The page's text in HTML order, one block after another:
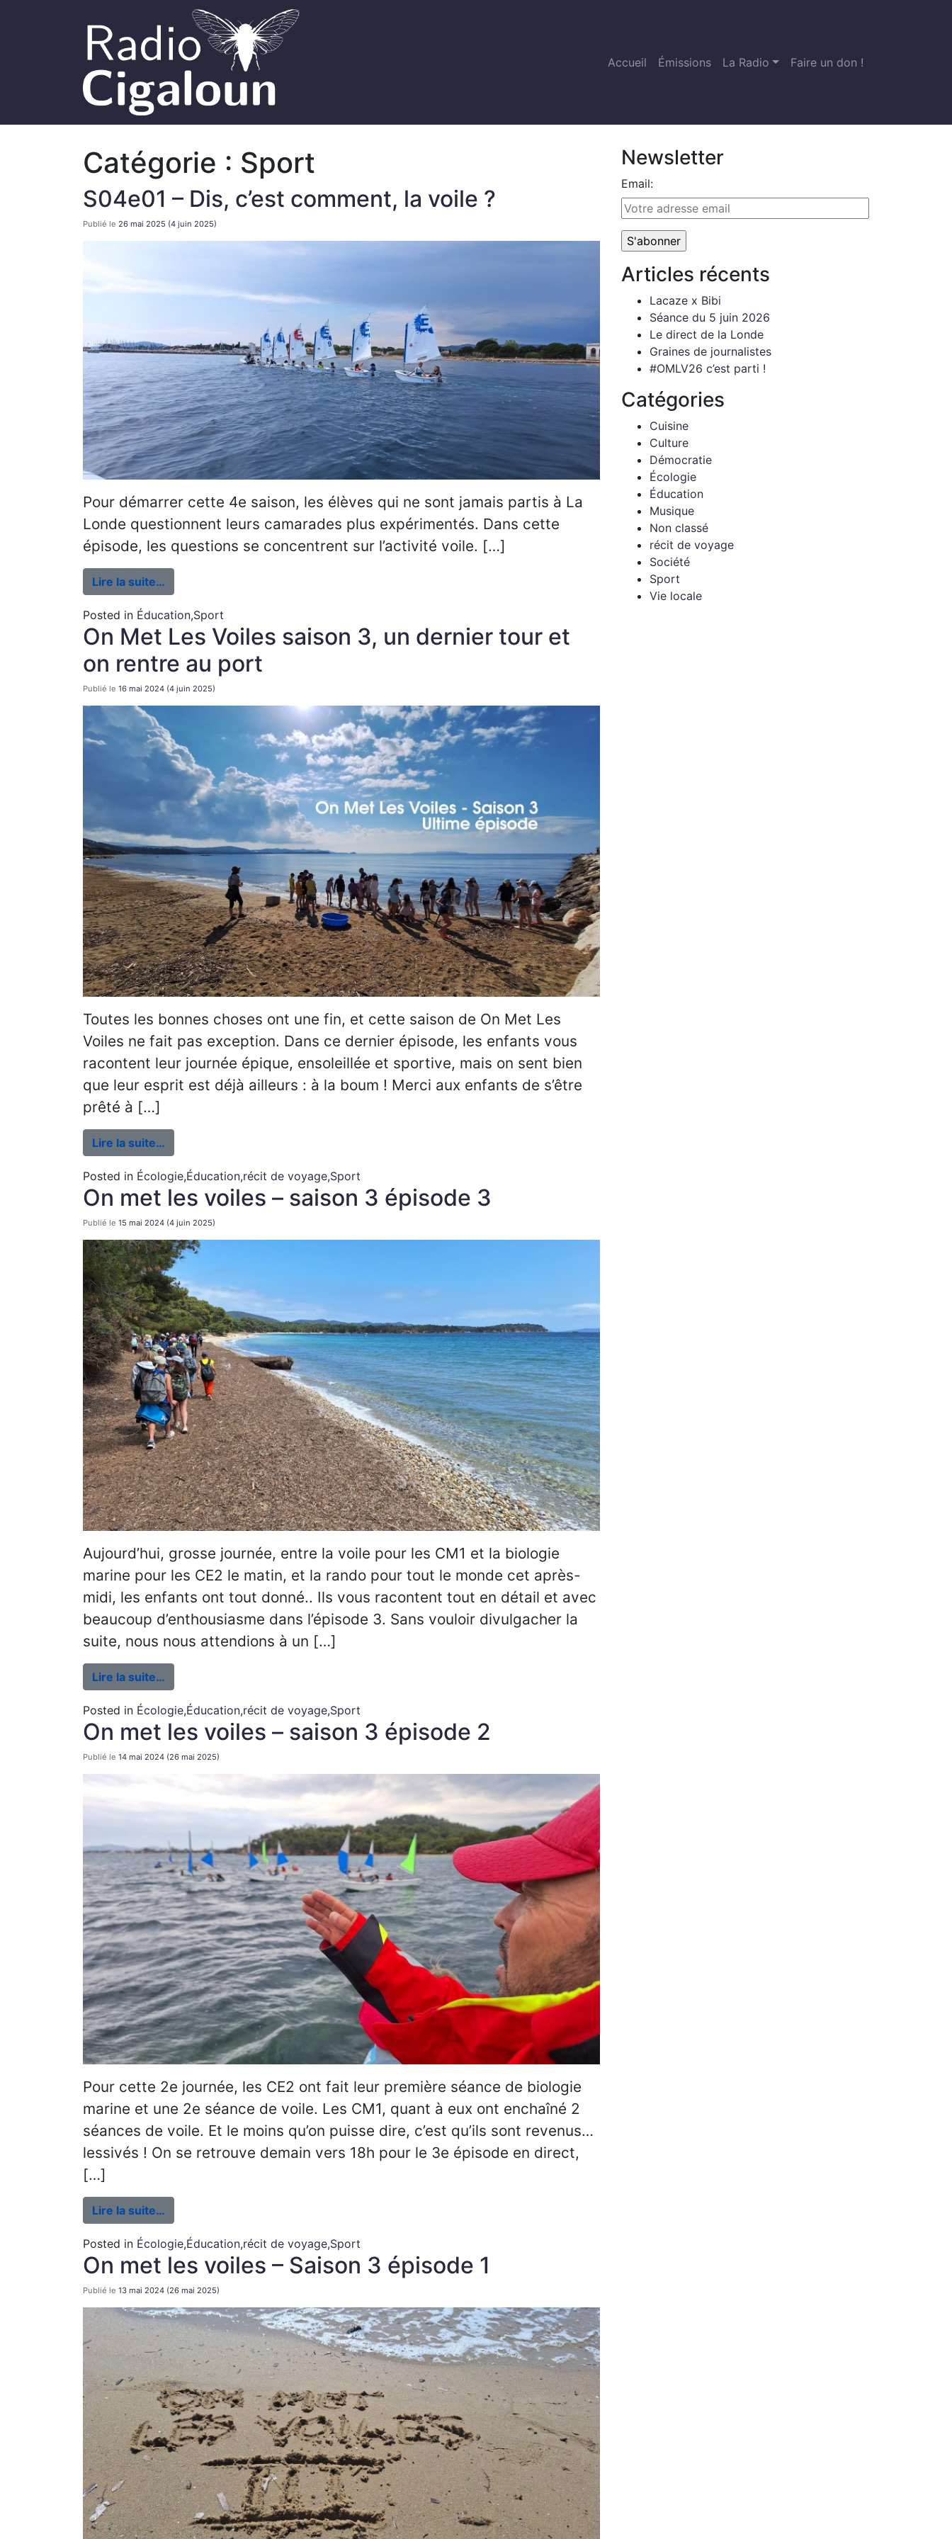
Accueil Émissions La Radio Faire un don !
Catégorie : Sport
S04e01 – Dis, c’est comment, la voile ?
Publié le 26 mai 2025 (4 juin 2025)
Pour démarrer cette 4e saison, les élèves qui ne sont jamais partis à La
Londe questionnent leurs camarades plus expérimentés. Dans cette
épisode, les questions se concentrent sur l’activité voile. […]
Lire la suite…
Posted in Éducation,Sport
On Met Les Voiles saison 3, un dernier tour et
on rentre au port
Publié le 16 mai 2024 (4 juin 2025)
Toutes les bonnes choses ont une fin, et cette saison de On Met Les
Voiles ne fait pas exception. Dans ce dernier épisode, les enfants vous
racontent leur journée épique, ensoleillée et sportive, mais on sent bien
que leur esprit est déjà ailleurs : à la boum ! Merci aux enfants de s’être
prêté à […]
Lire la suite…
Posted in Écologie,Éducation,récit de voyage,Sport
On met les voiles – saison 3 épisode 3
Publié le 15 mai 2024 (4 juin 2025)
Aujourd’hui, grosse journée, entre la voile pour les CM1 et la biologie
marine pour les CE2 le matin, et la rando pour tout le monde cet après-
midi, les enfants ont tout donné.. Ils vous racontent tout en détail et avec
beaucoup d’enthousiasme dans l’épisode 3. Sans vouloir divulgacher la
suite, nous nous attendions à un […]
Lire la suite…
Posted in Écologie,Éducation,récit de voyage,Sport
On met les voiles – saison 3 épisode 2
Publié le 14 mai 2024 (26 mai 2025)
Pour cette 2e journée, les CE2 ont fait leur première séance de biologie
marine et une 2e séance de voile. Les CM1, quant à eux ont enchaîné 2
séances de voile. Et le moins qu’on puisse dire, c’est qu’ils sont revenus…
lessivés ! On se retrouve demain vers 18h pour le 3e épisode en direct,
[…]
Lire la suite…
Posted in Écologie,Éducation,récit de voyage,Sport
On met les voiles – Saison 3 épisode 1
Publié le 13 mai 2024 (26 mai 2025)
Newsletter
Email:
Articles récents
Lacaze x Bibi
Séance du 5 juin 2026
Le direct de la Londe
Graines de journalistes
#OMLV26 c’est parti !
Catégories
Cuisine
Culture
Démocratie
Écologie
Éducation
Musique
Non classé
récit de voyage
Société
Sport
Vie locale